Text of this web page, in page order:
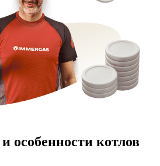
особенности котлов